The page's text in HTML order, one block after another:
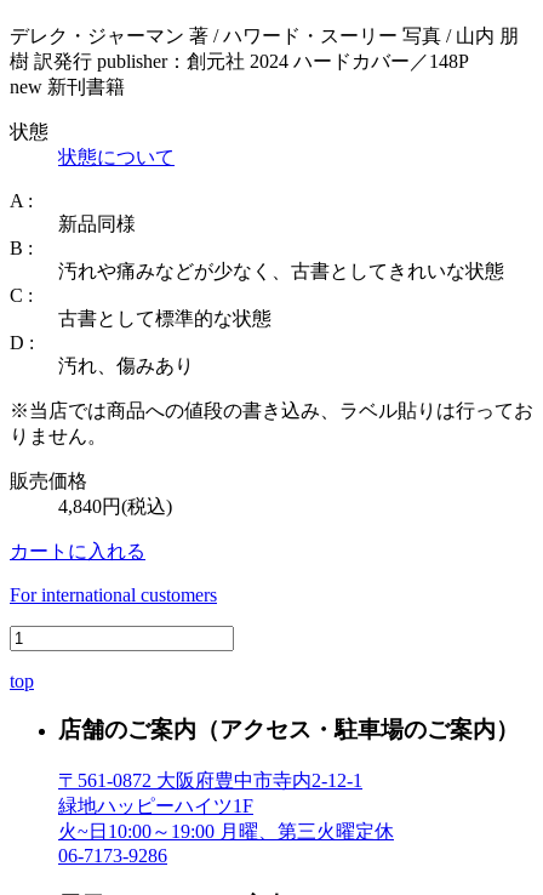
デレク・ジャーマン 著 / ハワード・スーリー 写真 / 山内 朋
樹 訳発行 publisher：創元社 2024 ハードカバー／148P
new 新刊書籍
状態
状態について
A :
新品同様
B :
汚れや痛みなどが少なく、古書としてきれいな状態
C :
古書として標準的な状態
D :
汚れ、傷みあり
※当店では商品への値段の書き込み、ラベル貼りは行ってお
りません。
販売価格
4,840円(税込)
カートに入れる
For international customers
top
店舗のご案内 （アクセス・駐車場のご案内）
〒561-0872 大阪府豊中市寺内2-12-1
緑地ハッピーハイツ1F
火~日10:00～19:00 月曜、第三火曜定休
06-7173-9286